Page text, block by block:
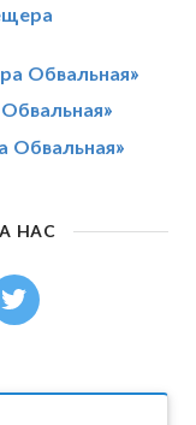
Обвальная»
Обвальная»
НАС